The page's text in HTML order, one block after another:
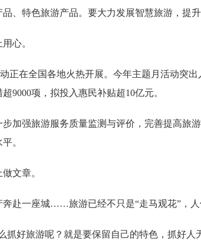
、特色旅游产品。要大力发展智慧旅游，提
心。
动正在全国各地火热开展。今年主题月活动突
9000项，拟投入惠民补贴超10亿元。
加强旅游服务质量监测与评价，完善提高旅
。
文章。
赴一座城……旅游已经不只是“走马观花”，人
抓好旅游呢？就是要保留自己的特色，抓好人